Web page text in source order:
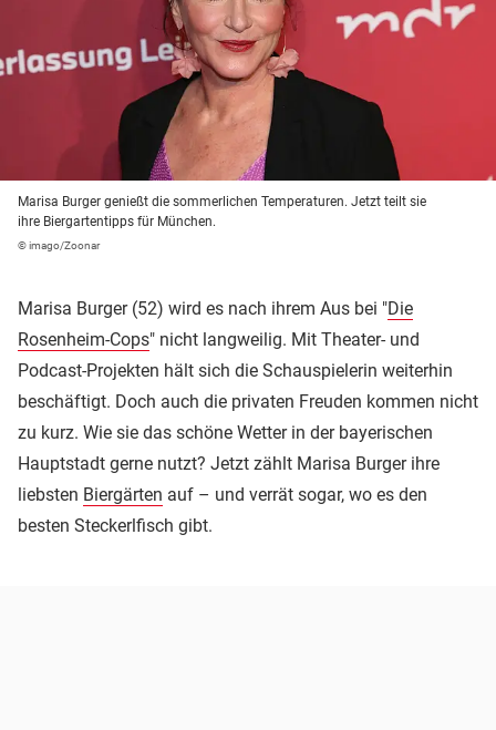
Marisa Burger genießt die sommerlichen Temperaturen. Jetzt teilt sie
ihre Biergartentipps für München.
© imago/Zoonar
Marisa Burger (52) wird es nach ihrem Aus bei "Die
Rosenheim-Cops" nicht langweilig. Mit Theater- und
Podcast-Projekten hält sich die Schauspielerin weiterhin
beschäftigt. Doch auch die privaten Freuden kommen nicht
zu kurz. Wie sie das schöne Wetter in der bayerischen
Hauptstadt gerne nutzt? Jetzt zählt Marisa Burger ihre
liebsten Biergärten auf – und verrät sogar, wo es den
besten Steckerlfisch gibt.